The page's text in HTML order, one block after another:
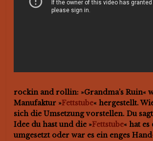
rockin and rollin: »Grandma’s Ruin«
Manufaktur »Fettstube« hergestellt.
sich die Umsetzung vorstellen. Du
Idee du hast und die »Fettstube« hat es
umgesetzt oder war es ein enges